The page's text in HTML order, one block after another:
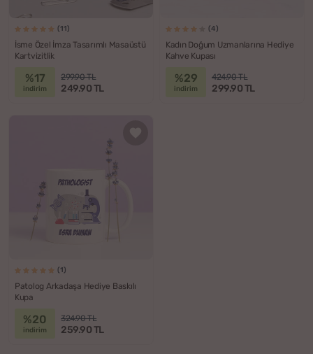
(11)
İsme Özel İmza Tasarımlı Masaüstü
Kartvizitlik
%17
indirim
299.90 TL
249.90 TL
(4)
Kadın Doğum Uzmanlarına Hediye
Kahve Kupası
%29
indirim
424.90 TL
299.90 TL
(1)
Patolog Arkadaşa Hediye Baskılı
Kupa
%20
indirim
324.90 TL
259.90 TL